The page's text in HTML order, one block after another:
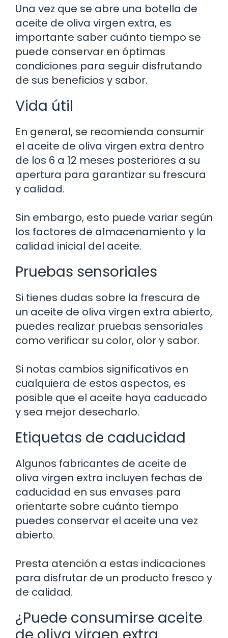
Una vez que se abre una botella de
aceite de oliva virgen extra, es
importante saber cuánto tiempo se
puede conservar en óptimas
condiciones para seguir disfrutando
de sus beneficios y sabor.
Vida útil
En general, se recomienda consumir
el aceite de oliva virgen extra dentro
de los 6 a 12 meses posteriores a su
apertura para garantizar su frescura
y calidad.
Sin embargo, esto puede variar según
los factores de almacenamiento y la
calidad inicial del aceite.
Pruebas sensoriales
Si tienes dudas sobre la frescura de
un aceite de oliva virgen extra abierto,
puedes realizar pruebas sensoriales
como verificar su color, olor y sabor.
Si notas cambios significativos en
cualquiera de estos aspectos, es
posible que el aceite haya caducado
y sea mejor desecharlo.
Etiquetas de caducidad
Algunos fabricantes de aceite de
oliva virgen extra incluyen fechas de
caducidad en sus envases para
orientarte sobre cuánto tiempo
puedes conservar el aceite una vez
abierto.
Presta atención a estas indicaciones
para disfrutar de un producto fresco y
de calidad.
¿Puede consumirse aceite